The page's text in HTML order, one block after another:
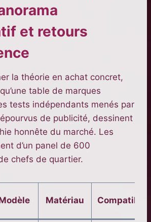
et retours
la théorie en achat concret,
table de marques
tests indépendants menés par
de publicité, dessinent
honnête du marché. Les
d’un panel de 600
chefs de quartier.
Matériau